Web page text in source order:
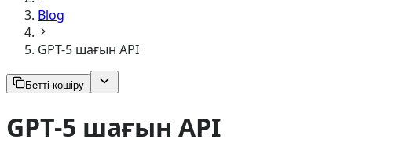
Blog
GPT-5 шағын API
Бетті көшіру
GPT-5 шағын API